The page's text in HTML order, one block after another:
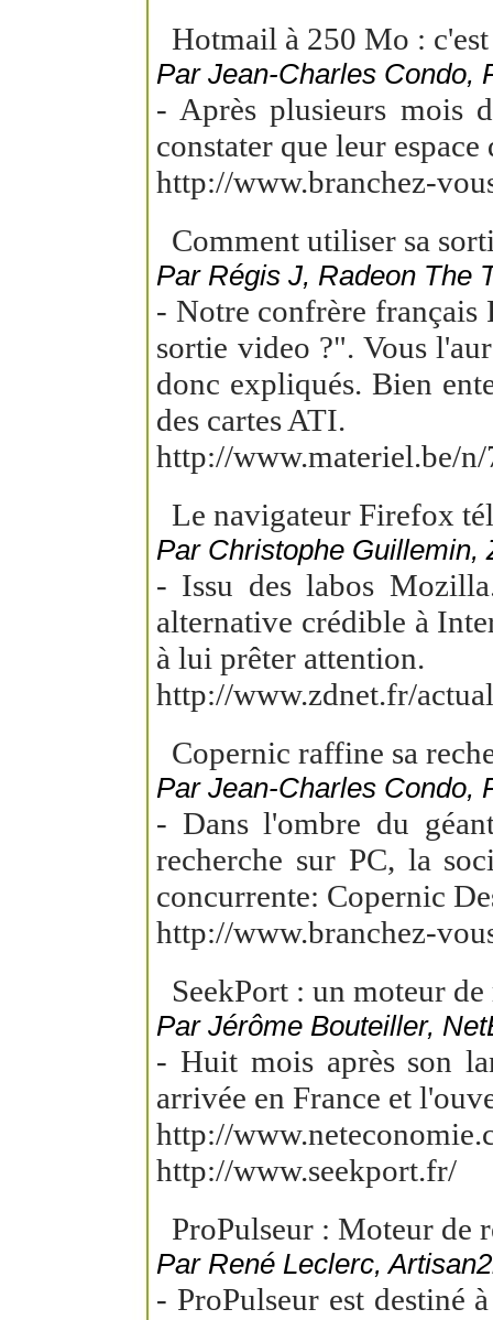
Hotmail à 250 Mo :
Par Jean-Charles Condo,
- Après plusieurs mois
constater que leur
http://www.branchez-
Comment utiliser sa
Par Régis J, Radeon The
- Notre confrère français
sortie video ?". Vous
donc expliqués. Bien
des cartes ATI.
http://www.materiel.be/
Le navigateur Firefox
Par Christophe Guillemin,
- Issu des labos
alternative crédible à
à lui prêter attention.
http://www.zdnet.fr/
Copernic raffine sa
Par Jean-Charles Condo,
- Dans l'ombre du
recherche sur PC, la
concurrente: Copernic
http://www.branchez-
SeekPort : un moteur
Par Jérôme Bouteiller,
- Huit mois après son
arrivée en France et
http://
http://www.seekport.fr/
ProPulseur : Moteur de
Par René Leclerc,
- ProPulseur est destiné